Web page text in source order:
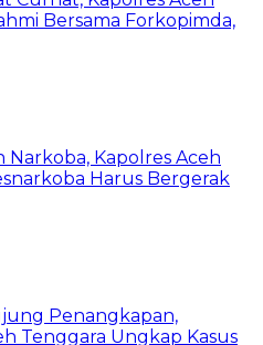
Bersama Forkopimda,
Kapolres Aceh
Harus Bergerak
Penangkapan,
Tenggara Ungkap Kasus